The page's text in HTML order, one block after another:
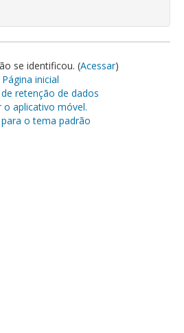
se identificou. (Acessar)
Página inicial
retenção de dados
o aplicativo móvel.
o tema padrão